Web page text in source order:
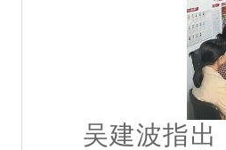
吴建波指出